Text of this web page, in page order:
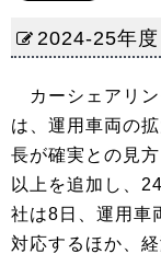
2024-25年
カーシェアリン
は、運用車両の
長が確実との見
以上を追加し、
社は8日、運用車
対応するほか、